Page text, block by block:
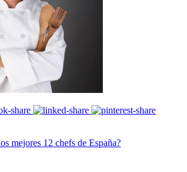
mejores 12 chefs de España?